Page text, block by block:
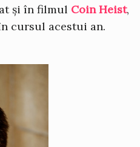
și în filmul Coin Heist,
cursul acestui an.